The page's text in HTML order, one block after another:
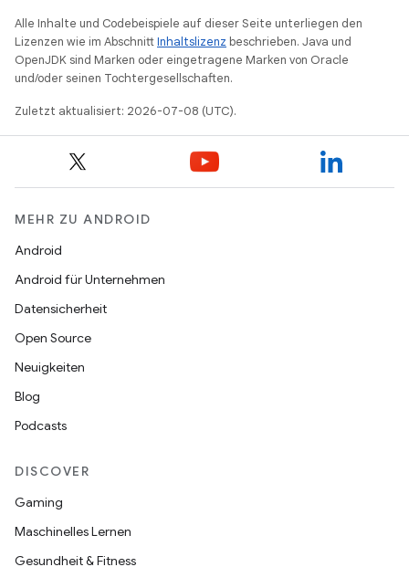
Alle Inhalte und Codebeispiele auf dieser Seite unterliegen den
Lizenzen wie im AbschnittInhaltslizenz beschrieben. Java und
OpenJDK sind Marken oder eingetragene Marken von Oracle
und/oder seinen Tochtergesellschaften.
Zuletzt aktualisiert: 2026-07-08 (UTC).
MEHR ZU ANDROID
Android
Android für Unternehmen
Datensicherheit
Open Source
Neuigkeiten
Blog
Podcasts
DISCOVER
Gaming
Maschinelles Lernen
Gesundheit & Fitness